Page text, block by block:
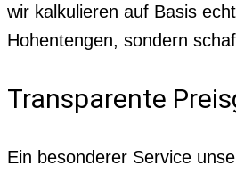
wir kalkulieren auf Basis
Hohentengen, sondern
Transparente
Ein besonderer Service